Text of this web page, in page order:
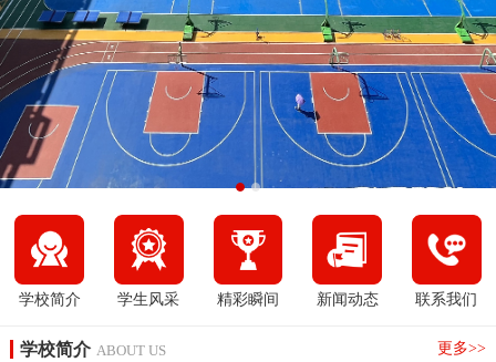
学校简介 学生风采 精彩瞬间 新闻动态 联系我们
学校简介 ABOUT US 更多>>